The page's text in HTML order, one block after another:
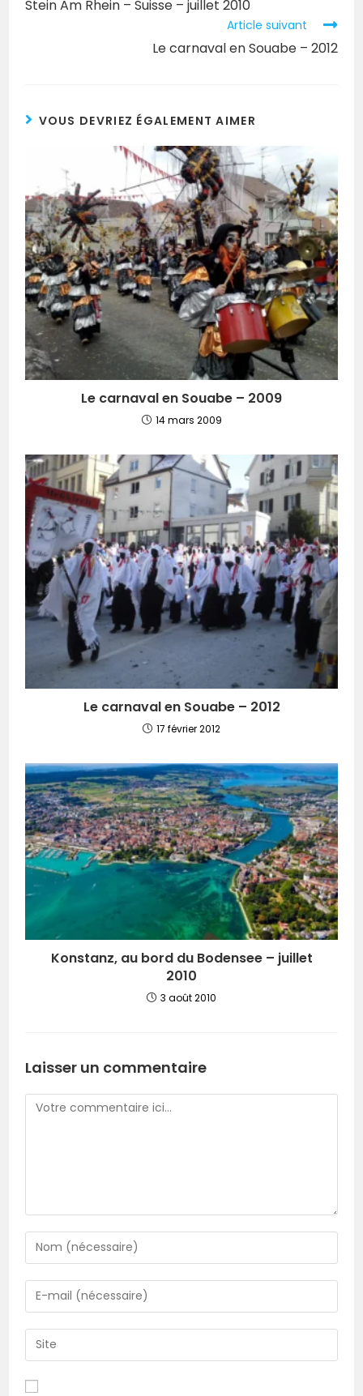
Stein Am Rhein – Suisse – juillet 2010
Article suivant
Le carnaval en Souabe – 2012
VOUS DEVRIEZ ÉGALEMENT AIMER
Le carnaval en Souabe – 2009
14 mars 2009
Le carnaval en Souabe – 2012
17 février 2012
Konstanz, au bord du Bodensee – juillet
2010
3 août 2010
Laisser un commentaire